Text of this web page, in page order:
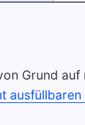
Grund auf
ausfüllbaren